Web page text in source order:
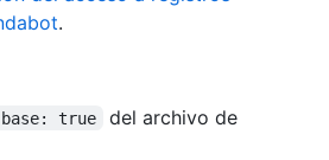
.
true
del archivo de